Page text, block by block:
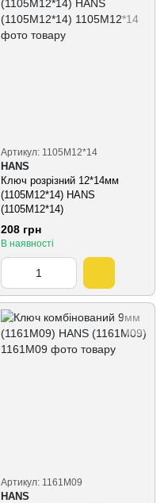
Артикул: 1105М12*14
HANS
Ключ розрізний 12*14мм
(1105M12*14) HANS
(1105М12*14)
208 грн
В наявності
Артикул: 1161М09
HANS